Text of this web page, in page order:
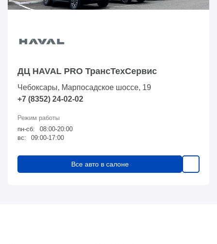
ДЦ HAVAL PRO ТрансТехСервис
Чебоксары, Марпосадское шоссе, 19
+7 (8352) 24-02-02
пн-сб:
08:00-20:00
вс:
09:00-17:00
Все авто в салоне